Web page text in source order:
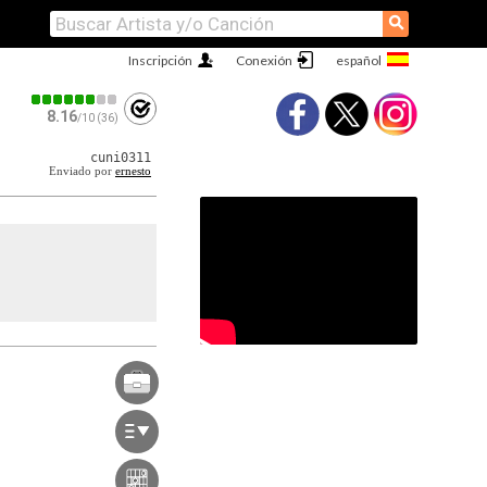
⚲
Conexión
Inscripción
8.16/10 (36)
cuni0311
Enviado por ernesto